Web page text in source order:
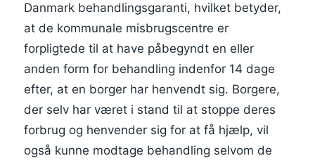
Danmark behandlingsgaranti, hvilket betyder,
at de kommunale misbrugscentre er
forpligtede til at have påbegyndt en eller
anden form for behandling indenfor 14 dage
efter, at en borger har henvendt sig. Borgere,
der selv har været i stand til at stoppe deres
forbrug og henvender sig for at få hjælp, vil
også kunne modtage behandling selvom de